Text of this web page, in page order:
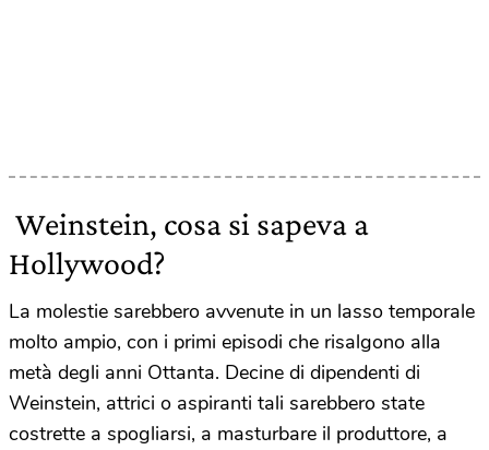
Weinstein, cosa si sapeva a
Hollywood?
La molestie sarebbero avvenute in un lasso temporale
molto ampio, con i primi episodi che risalgono alla
metà degli anni Ottanta. Decine di dipendenti di
Weinstein, attrici o aspiranti tali sarebbero state
costrette a spogliarsi, a masturbare il produttore, a